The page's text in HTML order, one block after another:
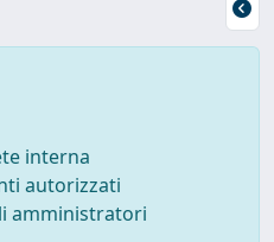
interna
autorizzati
amministratori